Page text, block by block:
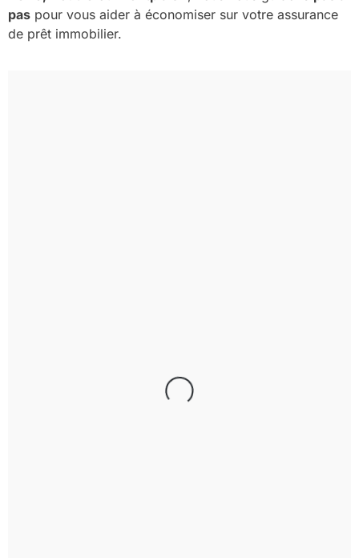
pas pour vous aider à économiser sur votre assurance
de prêt immobilier.